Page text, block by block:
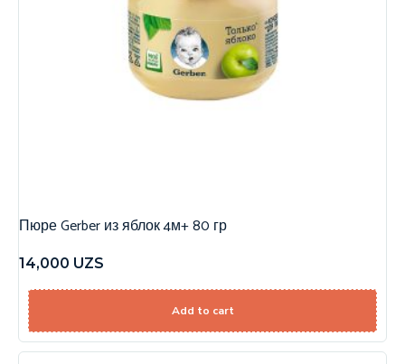
Пюре Gerber из яблок 4м+ 80 гр
14,000 UZS
Add to cart